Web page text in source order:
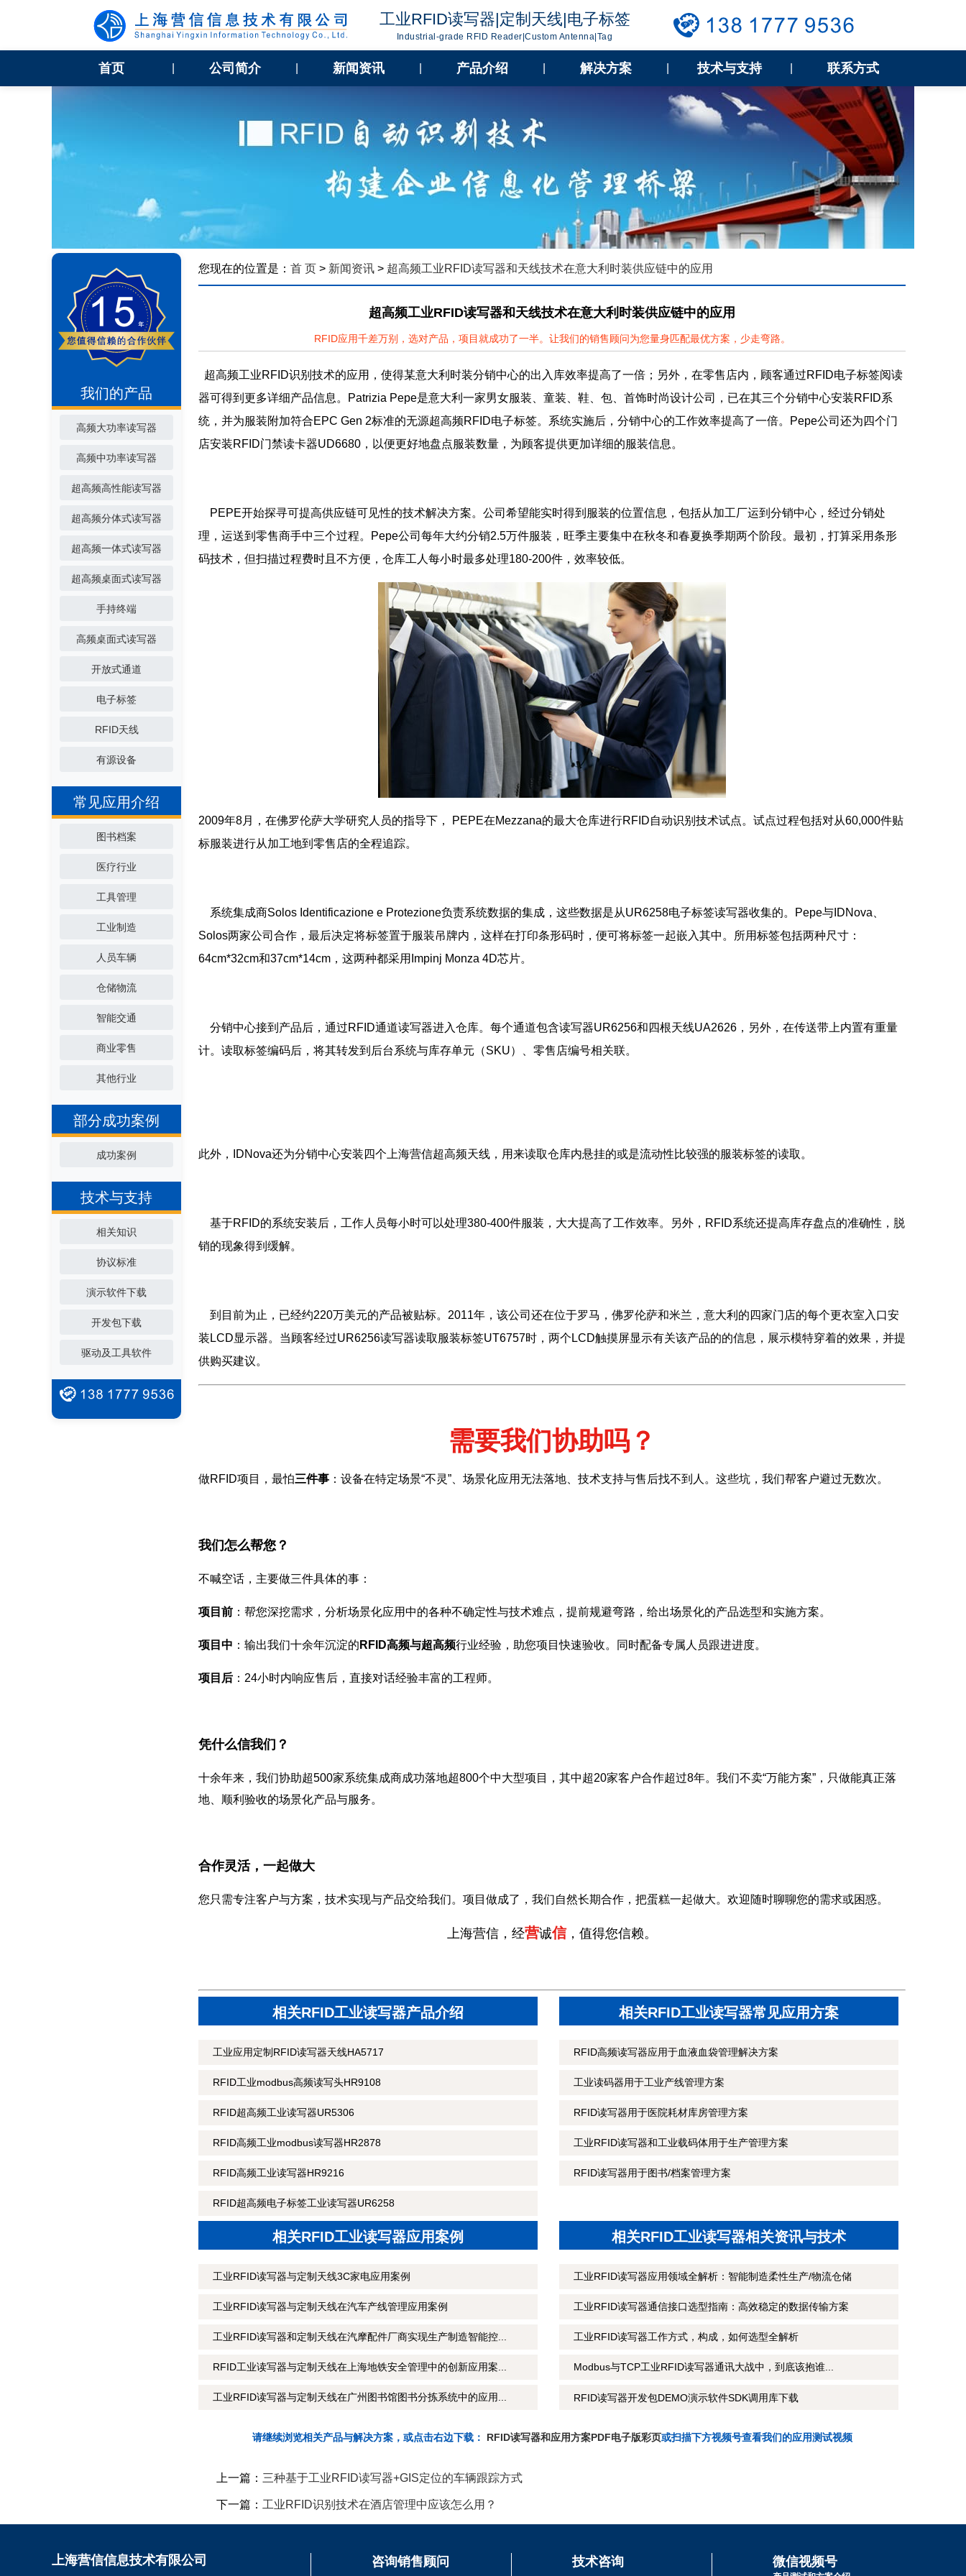
工业RFID读写器|定制天线|电子标签
Industrial-grade RFID Reader|Custom Antenna|Tag
首页 公司简介 新闻资讯 产品介绍 解决方案 技术与支持 联系方式
我们的产品
高频大功率读写器
高频中功率读写器
超高频高性能读写器
超高频分体式读写器
超高频一体式读写器
超高频桌面式读写器
手持终端
高频桌面式读写器
开放式通道
电子标签
RFID天线
有源设备
常见应用介绍
图书档案
医疗行业
工具管理
工业制造
人员车辆
仓储物流
智能交通
商业零售
其他行业
部分成功案例
成功案例
技术与支持
相关知识
协议标准
演示软件下载
开发包下载
驱动及工具软件
您现在的位置是： 首 页 > 新闻资讯 > 超高频工业RFID读写器和天线技术在意大利时装供应链中的应用
超高频工业RFID读写器和天线技术在意大利时装供应链中的应用
RFID应用千差万别，选对产品，项目就成功了一半。让我们的销售顾问为您量身匹配最优方案，少走弯路。
超高频工业RFID识别技术的应用，使得某意大利时装分销中心的出入库效率提高了一倍；另外，在零售店内，顾客通过RFID电子标签阅读
器可得到更多详细产品信息。Patrizia Pepe是意大利一家男女服装、童装、鞋、包、首饰时尚设计公司，已在其三个分销中心安装RFID系
统，并为服装附加符合EPC Gen 2标准的无源超高频RFID电子标签。系统实施后，分销中心的工作效率提高了一倍。Pepe公司还为四个门
店安装RFID门禁读卡器UD6680，以便更好地盘点服装数量，为顾客提供更加详细的服装信息。
PEPE开始探寻可提高供应链可见性的技术解决方案。公司希望能实时得到服装的位置信息，包括从加工厂运到分销中心，经过分销处
理，运送到零售商手中三个过程。Pepe公司每年大约分销2.5万件服装，旺季主要集中在秋冬和春夏换季期两个阶段。最初，打算采用条形
码技术，但扫描过程费时且不方便，仓库工人每小时最多处理180-200件，效率较低。
2009年8月，在佛罗伦萨大学研究人员的指导下， PEPE在Mezzana的最大仓库进行RFID自动识别技术试点。试点过程包括对从60,000件贴
标服装进行从加工地到零售店的全程追踪。
系统集成商Solos Identificazione e Protezione负责系统数据的集成，这些数据是从UR6258电子标签读写器收集的。Pepe与IDNova、
Solos两家公司合作，最后决定将标签置于服装吊牌内，这样在打印条形码时，便可将标签一起嵌入其中。所用标签包括两种尺寸：
64cm*32cm和37cm*14cm，这两种都采用Impinj Monza 4D芯片。
分销中心接到产品后，通过RFID通道读写器进入仓库。每个通道包含读写器UR6256和四根天线UA2626，另外，在传送带上内置有重量
计。读取标签编码后，将其转发到后台系统与库存单元（SKU）、零售店编号相关联。
此外，IDNova还为分销中心安装四个上海营信超高频天线，用来读取仓库内悬挂的或是流动性比较强的服装标签的读取。
基于RFID的系统安装后，工作人员每小时可以处理380-400件服装，大大提高了工作效率。另外，RFID系统还提高库存盘点的准确性，脱
销的现象得到缓解。
到目前为止，已经约220万美元的产品被贴标。2011年，该公司还在位于罗马，佛罗伦萨和米兰，意大利的四家门店的每个更衣室入口安
装LCD显示器。当顾客经过UR6256读写器读取服装标签UT6757时，两个LCD触摸屏显示有关该产品的的信息，展示模特穿着的效果，并提
供购买建议。
需要我们协助吗？
做RFID项目，最怕三件事 ：设备在特定场景“不灵”、场景化应用无法落地、技术支持与售后找不到人。这些坑，我们帮客户避过无数次。
我们怎么帮您？
不喊空话，主要做三件具体的事：
项目前 ：帮您深挖需求，分析场景化应用中的各种不确定性与技术难点，提前规避弯路，给出场景化的产品选型和实施方案。
项目中 ：输出我们十余年沉淀的 RFID高频与超高频行业经验，助您项目快速验收。同时配备专属人员跟进进度。
项目后 ：24小时内响应售后，直接对话经验丰富的工程师。
凭什么信我们？
十余年来，我们协助超500家系统集成商成功落地超800个中大型项目，其中超20家客户合作超过8年。我们不卖“万能方案”，只做能真正落
地、顺利验收的场景化产品与服务。
合作灵活，一起做大
您只需专注客户与方案，技术实现与产品交给我们。项目做成了，我们自然长期合作，把蛋糕一起做大。欢迎随时聊聊您的需求或困惑。
上海营信，经营诚信，值得您信赖。
相关RFID工业读写器产品介绍
工业应用定制RFID读写器天线HA5717
RFID工业modbus高频读写头HR9108
RFID超高频工业读写器UR5306
RFID高频工业modbus读写器HR2878
RFID高频工业读写器HR9216
RFID超高频电子标签工业读写器UR6258
相关RFID工业读写器常见应用方案
RFID高频读写器应用于血液血袋管理解决方案
工业读码器用于工业产线管理方案
RFID读写器用于医院耗材库房管理方案
工业RFID读写器和工业载码体用于生产管理方案
RFID读写器用于图书/档案管理方案
相关RFID工业读写器应用案例
工业RFID读写器与定制天线3C家电应用案例
工业RFID读写器与定制天线在汽车产线管理应用案例
工业RFID读写器和定制天线在汽摩配件厂商实现生产制造智能控...
RFID工业读写器与定制天线在上海地铁安全管理中的创新应用案...
工业RFID读写器与定制天线在广州图书馆图书分拣系统中的应用...
相关RFID工业读写器相关资讯与技术
工业RFID读写器应用领域全解析：智能制造柔性生产/物流仓储
工业RFID读写器通信接口选型指南：高效稳定的数据传输方案
工业RFID读写器工作方式，构成，如何选型全解析
Modbus与TCP工业RFID读写器通讯大战中，到底该抱谁...
RFID读写器开发包DEMO演示软件SDK调用库下载
请继续浏览相关产品与解决方案，或点击右边下载： RFID读写器和应用方案PDF电子版彩页或扫描下方视频号查看我们的应用测试视频
上一篇： 三种基于工业RFID读写器+GIS定位的车辆跟踪方式
下一篇： 工业RFID识别技术在酒店管理中应该怎么用？
上海营信信息技术有限公司 咨询销售顾问 技术咨询 微信视频号